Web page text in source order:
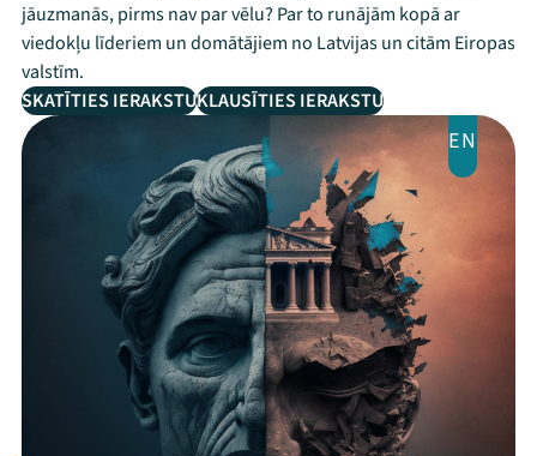
jāuzmanās, pirms nav par vēlu? Par to runājām kopā ar
viedokļu līderiem un domātājiem no Latvijas un citām Eiropas
valstīm.
SKATĪTIES IERAKSTUKLAUSĪTIES IERAKSTU
EN